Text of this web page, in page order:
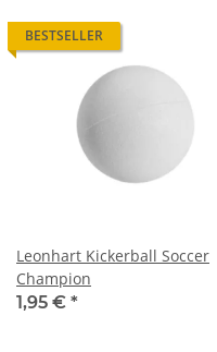
BESTSELLER
Leonhart Kickerball Soccer
Champion
1,95 € *